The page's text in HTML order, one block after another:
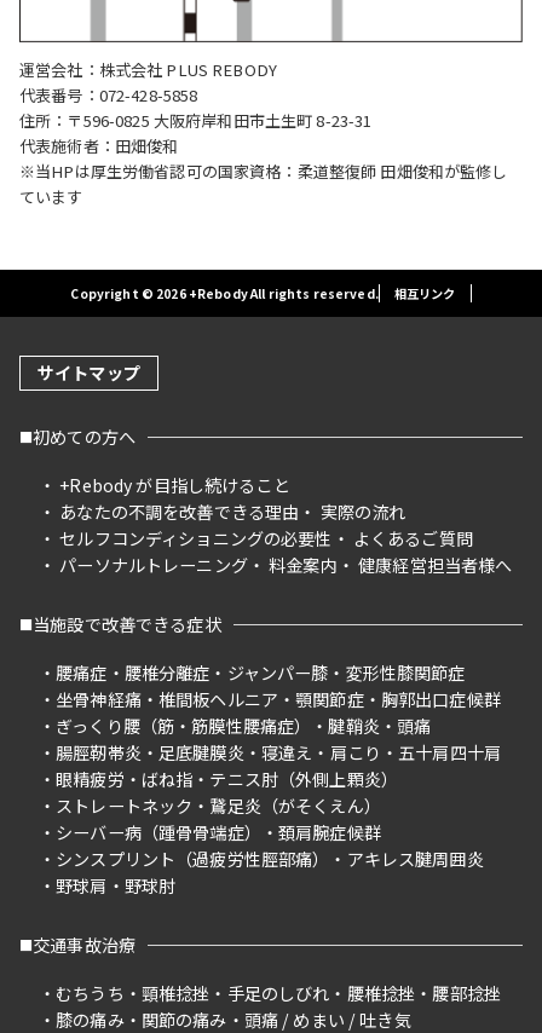
運営会社：株式会社 PLUS REBODY
代表番号：072-428-5858
住所：〒596-0825 大阪府岸和田市土生町 8-23-31
代表施術者：田畑俊和
※当HPは厚生労働省認可の国家資格：柔道整復師 田畑俊和が監修し
ています
Copyright © 2026 +Rebody All rights reserved. 相互リンク
サイトマップ
初めての方へ
+Rebody が目指し続けること
あなたの不調を改善できる理由
実際の流れ
セルフコンディショニングの必要性
よくあるご質問
パーソナルトレーニング
料金案内 健康経営担当者様へ
当施設で改善できる症状
腰痛症
腰椎分離症 ジャンパー膝
変形性膝関節症
坐骨神経痛
椎間板ヘルニア 顎関節症
胸郭出口症候群
ぎっくり腰（筋・筋膜性腰痛症）
腱鞘炎
頭痛
腸脛靭帯炎
足底腱膜炎 寝違え 肩こり
五十肩四十肩
眼精疲労
ばね指
テニス肘（外側上顆炎）
ストレートネック
鵞足炎（がそくえん）
シーバー病（踵骨骨端症）
頚肩腕症候群
シンスプリント（過疲労性脛部痛）
アキレス腱周囲炎
野球肩
野球肘
交通事故治療
むちうち
頸椎捻挫 手足のしびれ 腰椎捻挫
腰部捻挫
膝の痛み
関節の痛み 頭痛 / めまい / 吐き気